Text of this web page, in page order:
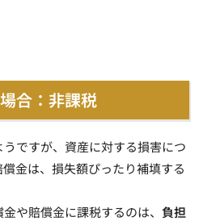
合：非課税
ですが、 資産に対する損害につ
金は、損失額ぴったり補填する
や賠償金に課税するのは、 負担